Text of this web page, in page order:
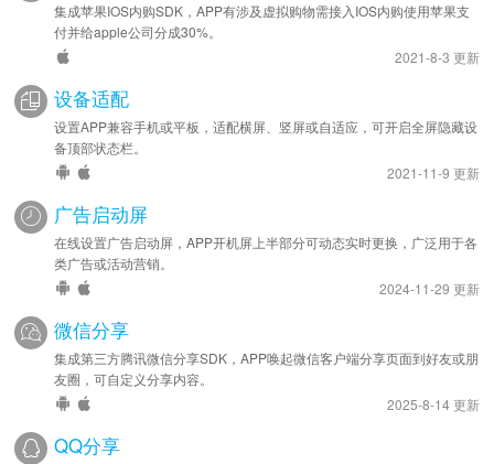
集成苹果IOS内购SDK，APP有涉及虚拟购物需接入IOS内购使用苹果支
付并给apple公司分成30%。
2021-8-3 更新
设备适配
设置APP兼容手机或平板，适配横屏、竖屏或自适应，可开启全屏隐藏设
备顶部状态栏。
2021-11-9 更新
广告启动屏
在线设置广告启动屏，APP开机屏上半部分可动态实时更换，广泛用于各
类广告或活动营销。
2024-11-29 更新
微信分享
集成第三方腾讯微信分享SDK，APP唤起微信客户端分享页面到好友或朋
友圈，可自定义分享内容。
2025-8-14 更新
QQ分享